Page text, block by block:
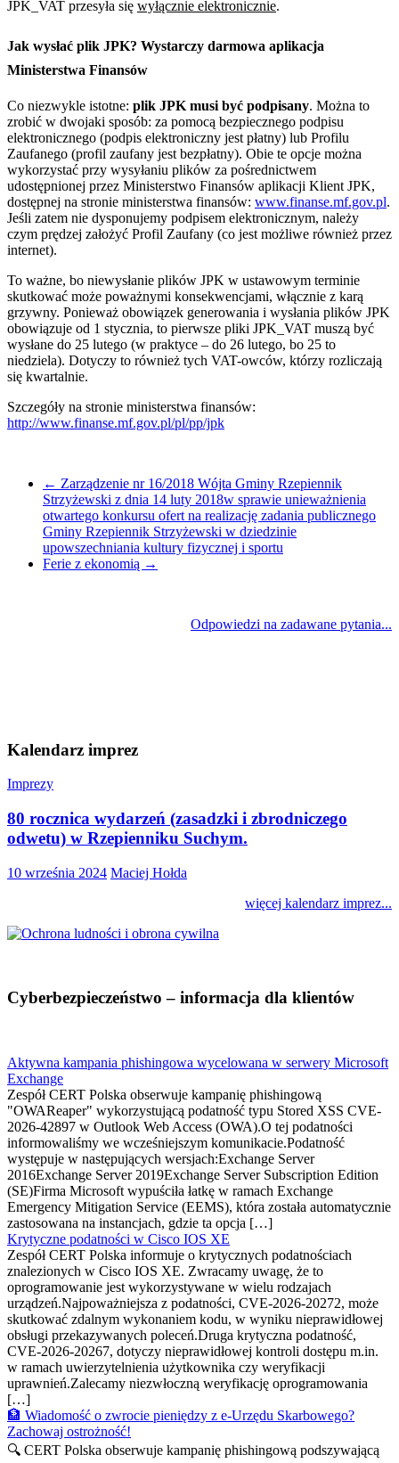
JPK_VAT przesyła się wyłącznie elektronicznie.
Jak wysłać plik JPK? Wystarczy darmowa aplikacja
Ministerstwa Finansów
Co niezwykle istotne: plik JPK musi być podpisany. Można to
zrobić w dwojaki sposób: za pomocą bezpiecznego podpisu
elektronicznego (podpis elektroniczny jest płatny) lub Profilu
Zaufanego (profil zaufany jest bezpłatny). Obie te opcje można
wykorzystać przy wysyłaniu plików za pośrednictwem
udostępnionej przez Ministerstwo Finansów aplikacji Klient JPK,
dostępnej na stronie ministerstwa finansów: www.finanse.mf.gov.pl.
Jeśli zatem nie dysponujemy podpisem elektronicznym, należy
czym prędzej założyć Profil Zaufany (co jest możliwe również przez
internet).
To ważne, bo niewysłanie plików JPK w ustawowym terminie
skutkować może poważnymi konsekwencjami, włącznie z karą
grzywny. Ponieważ obowiązek generowania i wysłania plików JPK
obowiązuje od 1 stycznia, to pierwsze pliki JPK_VAT muszą być
wysłane do 25 lutego (w praktyce – do 26 lutego, bo 25 to
niedziela). Dotyczy to również tych VAT-owców, którzy rozliczają
się kwartalnie.
Szczegóły na stronie ministerstwa finansów:
http://www.finanse.mf.gov.pl/pl/pp/jpk
← Zarządzenie nr 16/2018 Wójta Gminy Rzepiennik
Strzyżewski z dnia 14 luty 2018w sprawie unieważnienia
otwartego konkursu ofert na realizację zadania publicznego
Gminy Rzepiennik Strzyżewski w dziedzinie
upowszechniania kultury fizycznej i sportu
Ferie z ekonomią →
Odpowiedzi na zadawane pytania...
Kalendarz imprez
Imprezy
80 rocznica wydarzeń (zasadzki i zbrodniczego
odwetu) w Rzepienniku Suchym.
10 września 2024 Maciej Hołda
więcej kalendarz imprez...
Cyberbezpieczeństwo – informacja dla klientów
Aktywna kampania phishingowa wycelowana w serwery Microsoft
Exchange
Zespół CERT Polska obserwuje kampanię phishingową
"OWAReaper" wykorzystującą podatność typu Stored XSS CVE-
2026-42897 w Outlook Web Access (OWA).O tej podatności
informowaliśmy we wcześniejszym komunikacie.Podatność
występuje w następujących wersjach:Exchange Server
2016Exchange Server 2019Exchange Server Subscription Edition
(SE)Firma Microsoft wypuściła łatkę w ramach Exchange
Emergency Mitigation Service (EEMS), która została automatycznie
zastosowana na instancjach, gdzie ta opcja […]
Krytyczne podatności w Cisco IOS XE
Zespół CERT Polska informuje o krytycznych podatnościach
znalezionych w Cisco IOS XE. Zwracamy uwagę, że to
oprogramowanie jest wykorzystywane w wielu rodzajach
urządzeń.Najpoważniejsza z podatności, CVE-2026-20272, może
skutkować zdalnym wykonaniem kodu, w wyniku nieprawidłowej
obsługi przekazywanych poleceń.Druga krytyczna podatność,
CVE-2026-20267, dotyczy nieprawidłowej kontroli dostępu m.in.
w ramach uwierzytelnienia użytkownika czy weryfikacji
uprawnień.Zalecamy niezwłoczną weryfikację oprogramowania
[…]
🏦 Wiadomość o zwrocie pieniędzy z e-Urzędu Skarbowego?
Zachowaj ostrożność!
🔍 CERT Polska obserwuje kampanię phishingową podszywającą